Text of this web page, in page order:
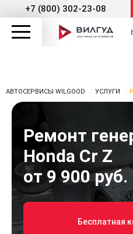
+7 (800) 302-23-08
АВТОСЕРВИСЫ WILGOOD УСЛУГИ
Ремонт
Honda Cr Z
от 9 900 руб.
Бесплатная